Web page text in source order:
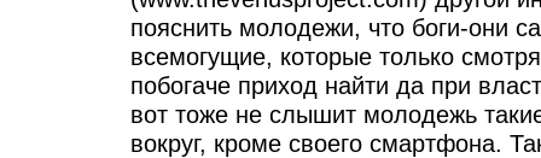
пояснить молодежи, что боги-они
всемогущие, которые только
побогаче приход найти да при
вот тоже не слышит молодежь
вокруг, кроме своего смартфона.